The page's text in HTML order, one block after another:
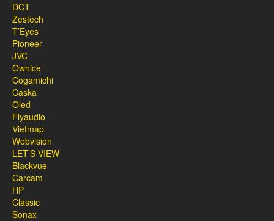
DCT
Zestech
T’Eyes
Pioneer
JVC
Ownice
Cogamichi
Caska
Oled
Flyaudio
Vietmap
Webvision
LET’S VIEW
Blackvue
Carcam
HP
Classic
Sonax